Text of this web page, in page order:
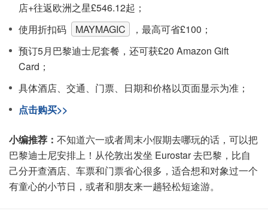
店+往返欧洲之星£546.12起；
使用折扣码
MAYMAGIC
，最高可省£100；
预订5月巴黎迪士尼套餐，还可获£20 Amazon Gift
Card；
具体酒店、交通、门票、日期和价格以页面显示为准；
点击购买>>
小编推荐： 不知道六一或者周末小假期去哪玩的话，可以把
巴黎迪士尼安排上！从伦敦出发坐 Eurostar 去巴黎，比自
己分开查酒店、车票和门票省心很多，适合想和对象过一个
有童心的小节日，或者和朋友来一趟轻松短途游。